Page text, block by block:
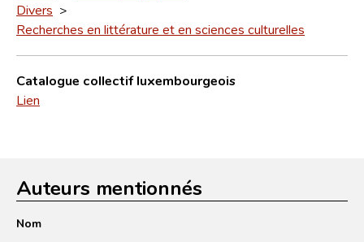
Divers >
Recherches en littérature et en sciences culturelles
Catalogue collectif luxembourgeois
Lien
Auteurs mentionnés
Nom